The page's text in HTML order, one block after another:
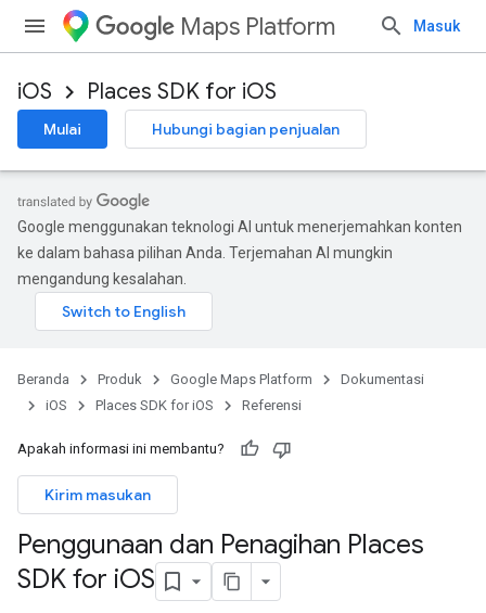
Maps Platform Masuk
iOS Places SDK for iOS
Mulai Hubungi bagian penjualan
Google menggunakan teknologi AI untuk menerjemahkan konten
ke dalam bahasa pilihan Anda. Terjemahan AI mungkin
mengandung kesalahan.
Beranda Produk Google Maps Platform
Dokumentasi
iOS
Places SDK for iOS Referensi
Apakah informasi ini membantu?
Kirim masukan
Penggunaan dan Penagihan Places
SDK for iOS